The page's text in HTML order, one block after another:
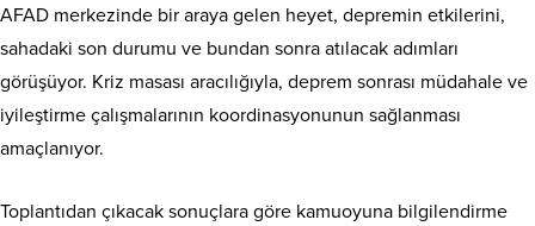
AFAD merkezinde bir araya gelen heyet, depremin etkilerini,
sahadaki son durumu ve bundan sonra atılacak adımları
görüşüyor. Kriz masası aracılığıyla, deprem sonrası müdahale ve
iyileştirme çalışmalarının koordinasyonunun sağlanması
amaçlanıyor.
Toplantıdan çıkacak sonuçlara göre kamuoyuna bilgilendirme